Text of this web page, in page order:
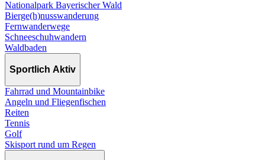
Nationalpark Bayerischer Wald
Bierge(h)nusswanderung
Fernwanderwege
Schneeschuhwandern
Waldbaden
Sportlich Aktiv
Fahrrad und Mountainbike
Angeln und Fliegenfischen
Reiten
Tennis
Golf
Skisport rund um Regen